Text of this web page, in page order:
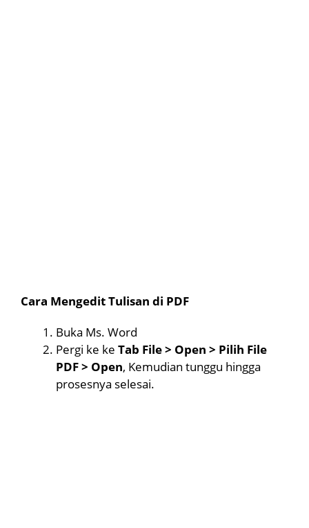
Cara Mengedit Tulisan di PDF
Buka Ms. Word
Pergi ke ke Tab File > Open > Pilih File
PDF > Open, Kemudian tunggu hingga
prosesnya selesai.